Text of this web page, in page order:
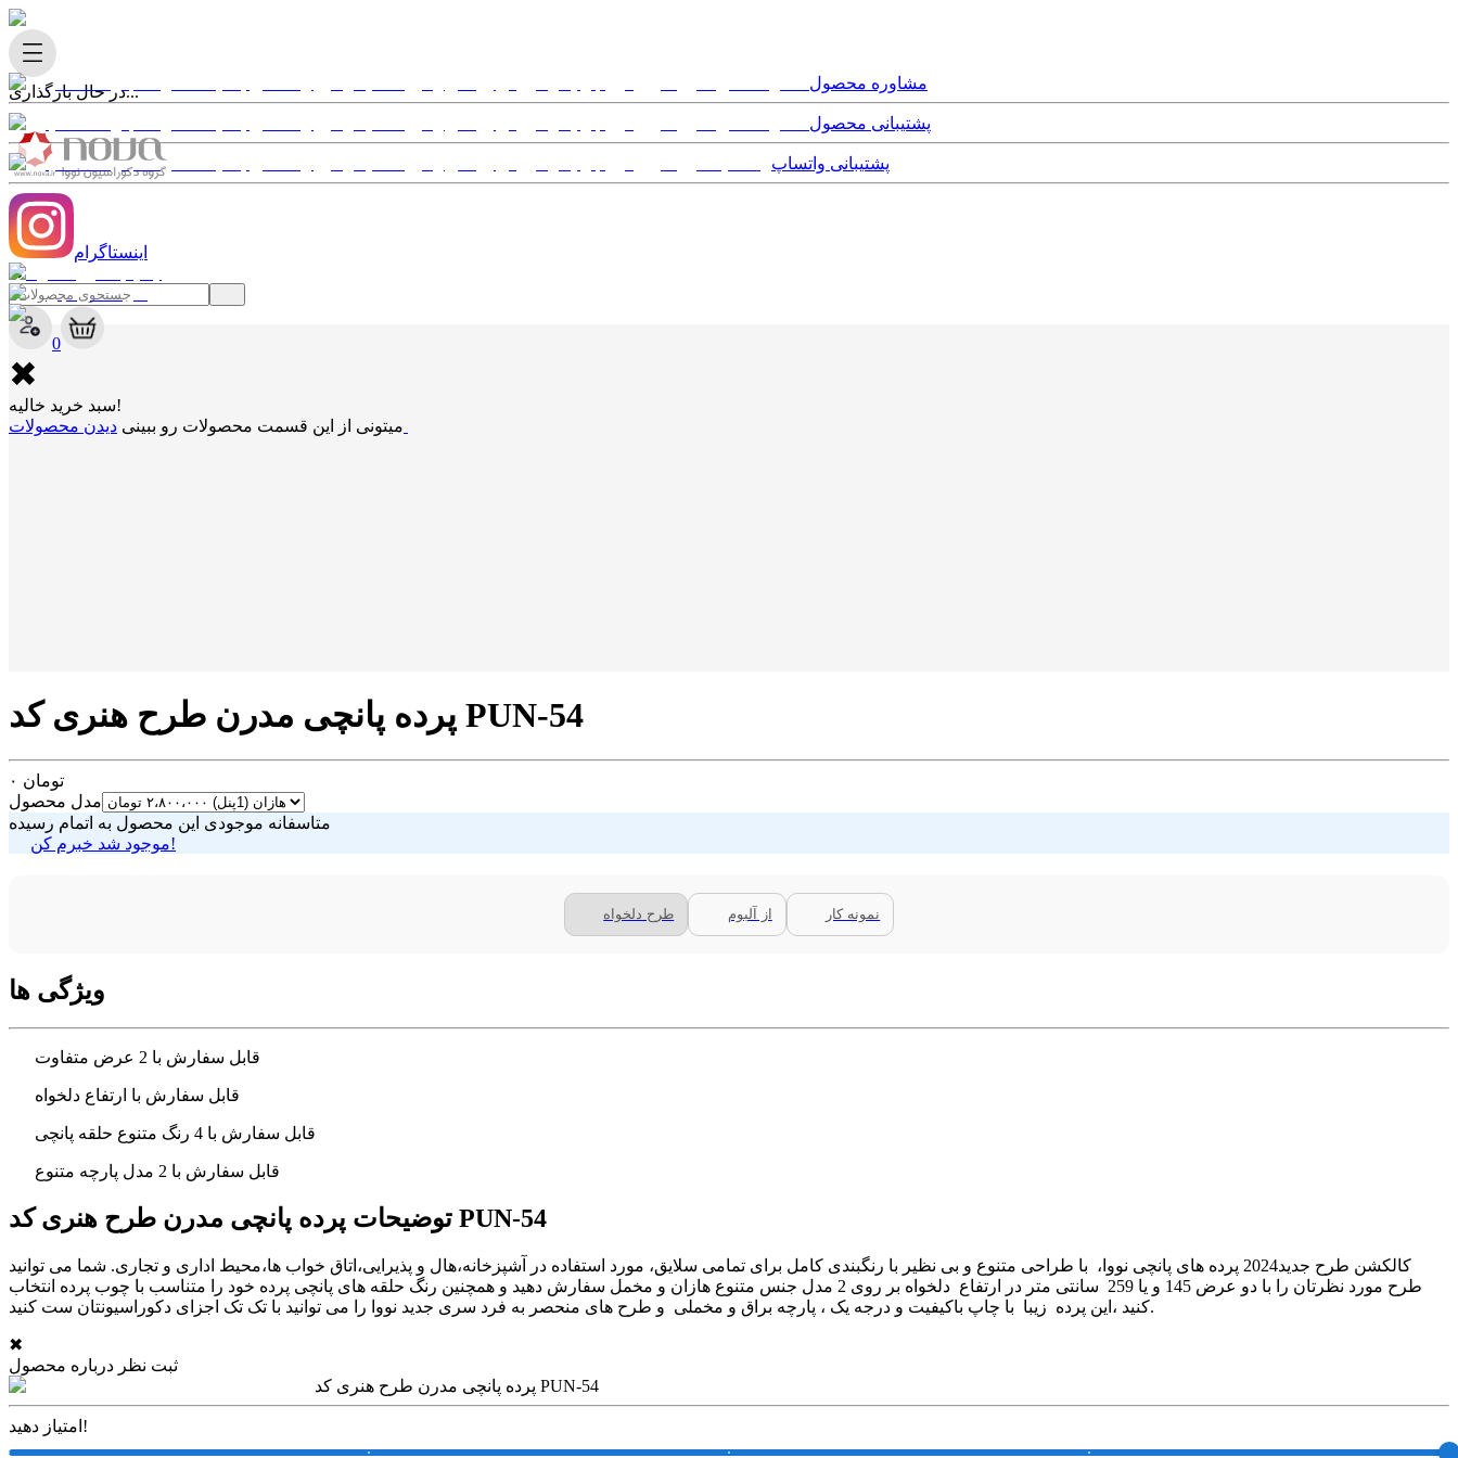
در حال بارگذاری...
✖
0
✖
سبد خرید خالیه!
میتونی از این قسمت محصولات رو ببینی
مشاوره محصول
پشتیبانی محصول
پشتیبانی واتساپ
اینستاگرام
پرده پانچی مدرن طرح هنری کد PUN-54
۰ تومان
مدل محصول
متاسفانه موجودی این محصول به اتمام رسیده
موجود شد خبرم کن!
طرح دلخواه از آلبوم نمونه کار
ویژگی ها
قابل سفارش با 2 عرض متفاوت
قابل سفارش با ارتفاع دلخواه
قابل سفارش با 4 رنگ متنوع حلقه پانچی
قابل سفارش با 2 مدل پارچه متنوع
توضیحات پرده پانچی مدرن طرح هنری کد PUN-54
کالکشن طرح جدید2024 پرده های پانچی نووا، با طراحی متنوع و بی نظیر با رنگبندی کامل برای تمامی سلایق، مورد استفاده در آشپزخانه،هال و پذیرایی،اتاق خواب ها،محیط اداری و تجاری. شما می توانید
طرح مورد نظرتان را با دو عرض 145 و یا 259 سانتی متر در ارتفاع دلخواه بر روی 2 مدل جنس متنوع هازان و مخمل سفارش دهید و همچنین رنگ حلقه های پانچی پرده خود را متناسب با چوب پرده انتخاب
کنید ،این پرده زیبا با چاپ باکیفیت و درجه یک ، پارچه براق و مخملی و طرح های منحصر به فرد سری جدید نووا را می توانید با تک تک اجزای دکوراسیونتان ست کنید.
✖
ثبت نظر درباره محصول
پرده پانچی مدرن طرح هنری کد PUN-54
امتیاز دهید!